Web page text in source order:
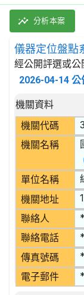
儀器定位盤點系
採購類別：勞務
分析本案
儀器定位盤點
經公開評選或
2026-04-14 公
招標公告詳細
機關資料
機關代碼
機關名稱
單位名稱
機關地址
聯絡人
聯絡電話
傳真號碼
電子郵件